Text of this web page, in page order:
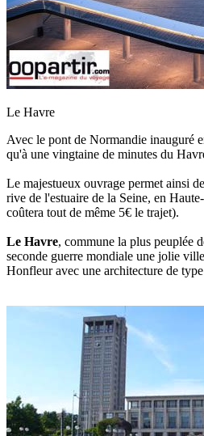
Le Havre
Avec le pont de Normandie inauguré
qu'à une vingtaine de minutes du
Le majestueux ouvrage permet ainsi
rive de l'estuaire de la Seine, en
coûtera tout de même 5€ le trajet).
Le Havre, commune la plus peuplée
seconde guerre mondiale une jolie
Honfleur avec une architecture de